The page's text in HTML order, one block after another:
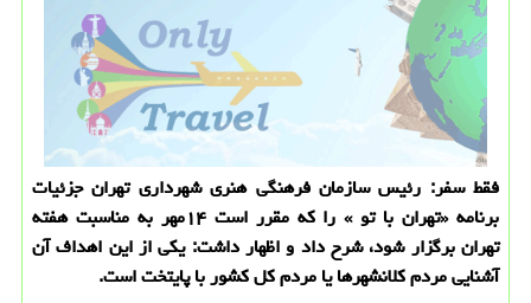
فقط سفر: رئیس سازمان فرهنگی هنری شهرداری تهران جزئیات
برنامه «تهران با تو » را كه مقرر است ۱۴مهر به مناسبت هفته
تهران برگزار شود، شرح داد و اظهار داشت: یكی از این اهداف آن
آشنایی مردم كلانشهرها یا مردم كل كشور با پایتخت است.